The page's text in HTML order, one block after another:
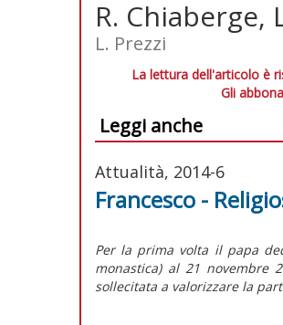
R. Chiaberge,
L. Prezzi
La lettura dell'articolo è
Gli
Leggi anche
Attualità, 2014-6
Francesco -
Per la prima volta il papa
monastica) al 21 novembre
sollecitata a valorizzare la